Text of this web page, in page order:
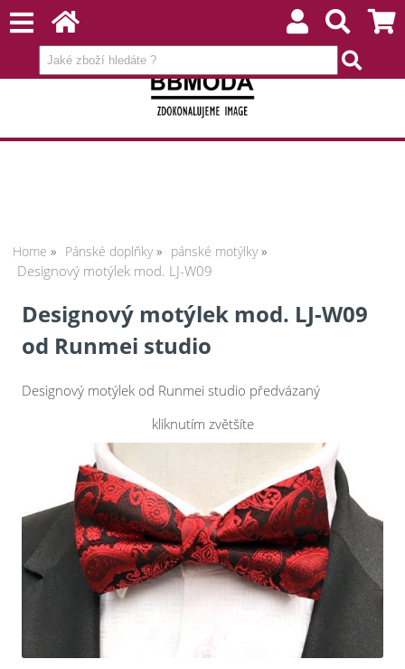
Home Pánské doplňky pánské motýlky
Designový motýlek mod. LJ-W09
Designový motýlek mod. LJ-W09
od Runmei studio
Designový motýlek od Runmei studio předvázaný
kliknutím zvětšíte